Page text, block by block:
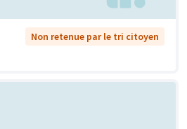
Non retenue par le tri citoyen